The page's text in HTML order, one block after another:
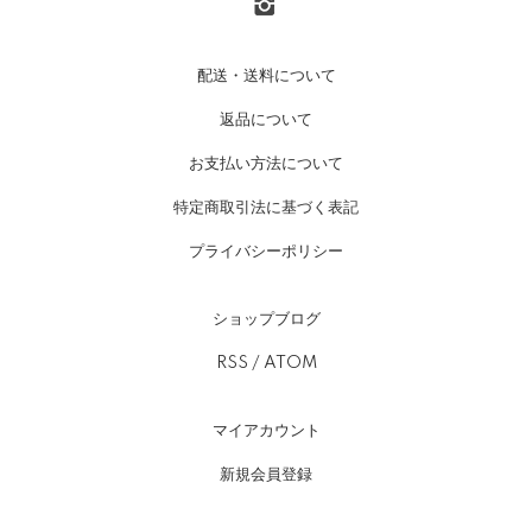
配送・送料について
返品について
お支払い方法について
特定商取引法に基づく表記
プライバシーポリシー
ショップブログ
RSS / ATOM
マイアカウント
新規会員登録